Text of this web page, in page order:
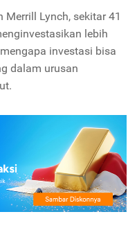
Lynch, sekitar 41
lebih
investasi bisa
dalam urusan